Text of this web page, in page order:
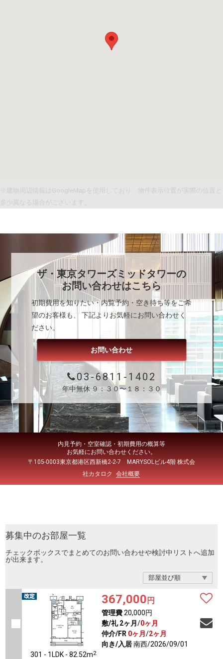
※建物周辺情報はGoogleMapを使用しており、物件表示位置が実際の位置と
多少異なる場合がございます。
ザ・東京タワーズミッドタワーの
お問い合わせはこちら
初期費用を知りたい・内覧予約・空き待ち等をご希
望のお客様も、 下記よりお気軽にお問い合わせく
ださい。
お問い合わせ
03-6811-1402
年中無休 ９：３０〜１８：３０
内見予約・空室確認・初期費用の概算等
お気軽にお問い合わせください。
〒105-0003東京都港区西新橋2-2-7 MARYSOLビル4階 株式会
社カタロク
会社概要
募集中のお部屋一覧
チェックボックスでまとめてのお問い合わせや検討中リストへ追加
が出来ます。
301 - 1LDK - 82.52m2
367,000 円
管理費20,000円
敷/礼 2ヶ月 /0ヶ月
仲介/FR 0ヶ月 /2ヶ月
向き/入居南西/2026/09/01